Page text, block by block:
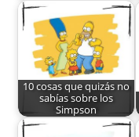
10 cosas que quizás no
sabías sobre los
Simpson